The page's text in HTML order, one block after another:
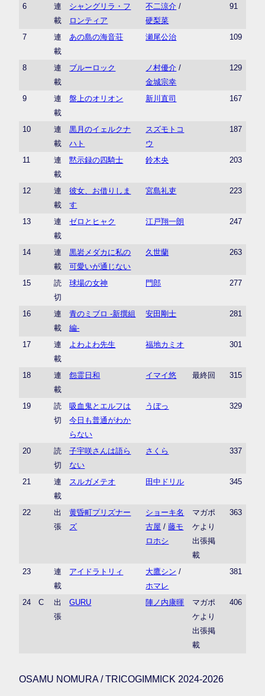
6
連
載
シャングリラ・フ
ロンティア
不二涼介 /
硬梨菜
91
7
連
載
あの島の海音荘 瀬尾公治 109
8
連
載
ブルーロック ノ村優介 /
金城宗幸
129
9
連
載
盤上のオリオン 新川直司 167
10
連
載
黒月のイェルクナ
ハト
スズモトコ
ウ
187
11
連
載
黙示録の四騎士 鈴木央 203
12
連
載
彼女、お借りしま
す
宮島礼吏 223
13
連
載
ゼロとヒャク 江戸翔一朗 247
14
連
載
黒岩メダカに私の
可愛いが通じない
久世蘭 263
15
読
切
球場の女神 門郎 277
16
連
載
青のミブロ -新撰組
編-
安田剛士 281
17
連
載
よわよわ先生 福地カミオ 301
18
連
載
怨霊日和 イマイ悠 最終回 315
19
読
切
吸血鬼とエルフは
今日も普通がわか
らない
うぼっ 329
20
読
切
子宇咲さんは語ら
ない
さくら 337
21
連
載
スルガメテオ 田中ドリル 345
22
出
張
黄昏町プリズナー
ズ
ショーキ名
古屋 /藤モ
ロホシ
マガポ
ケより
出張掲
載
363
23
連
載
アイドラトリィ 大鷹シン /
ホマレ
381
24 C
出
張
GURU 陣ノ内康暉
マガポ
ケより
出張掲
載
406
OSAMU NOMURA / TRICOGIMMICK 2024-2026